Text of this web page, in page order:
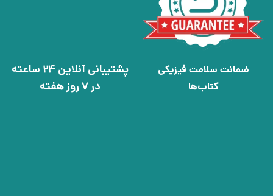
ضمانت سلامت فیزیکی
کتاب‌ها
پشتیبانی آنلاین 24 ساعته
در 7 روز هفته